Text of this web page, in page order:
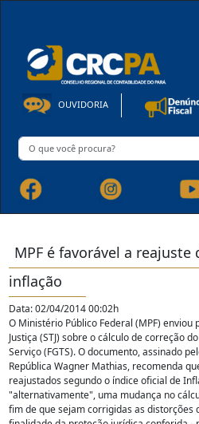
OUVIDORIA
MPF é favorável a reajuste
inflação
Data: 02/04/2014 00:02h
O Ministério Público Federal (MPF)
Justiça (STJ) sobre o cálculo de correção
Serviço (FGTS). O documento, assinado
República Wagner Mathias, recomenda
reajustados segundo o índice oficial de
"alternativamente", uma mudança no
fim de que sejam corrigidas as distorções